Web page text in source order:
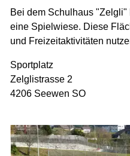
Bei dem Schulhaus
eine Spielwiese. Diese
und Freizeitaktivitäten
Sportplatz
Zelglistrasse 2
4206 Seewen SO